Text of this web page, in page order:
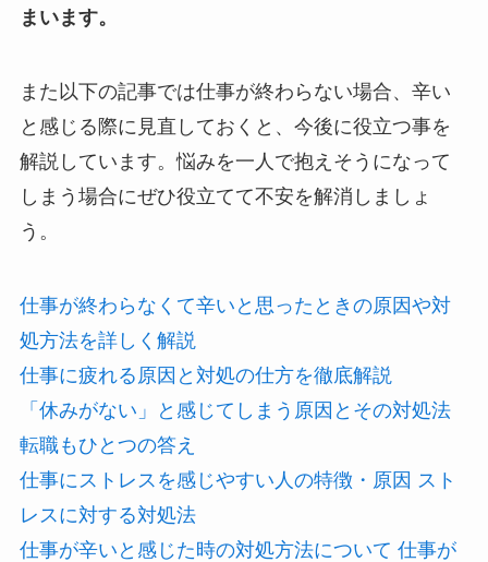
まいます。
また以下の記事では仕事が終わらない場合、辛い
と感じる際に見直しておくと、今後に役立つ事を
解説しています。悩みを一人で抱えそうになって
しまう場合にぜひ役立てて不安を解消しましょ
う。
仕事が終わらなくて辛いと思ったときの原因や対
処方法を詳しく解説
仕事に疲れる原因と対処の仕方を徹底解説
「休みがない」と感じてしまう原因とその対処法
転職もひとつの答え
仕事にストレスを感じやすい人の特徴・原因 スト
レスに対する対処法
仕事が辛いと感じた時の対処方法について 仕事が